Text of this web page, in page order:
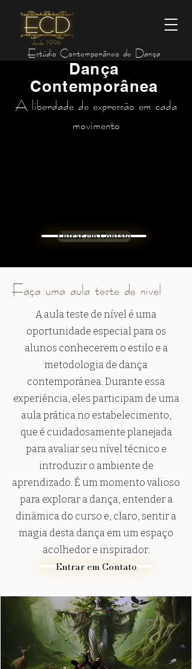
Estúdio Contemporâneo de Dança
Dança
Contemporânea
A liberdade de expressão em cada
movimento
Entrar em Contato
Faça uma aula teste de nível
A aula teste de nível é uma
oportunidade especial para os
alunos conhecerem o estilo e a
metodologia de dança
contemporânea. Durante essa
experiência, eles participam de uma
aula prática no estabelecimento,
que é cuidadosamente planejada
para avaliar seu nível técnico e
introduzir o ambiente de
aprendizado. É um momento valioso
para explorar a dança, entender a
dinâmica do curso e, claro, sentir a
magia desta dança em um espaço
acolhedor e inspirador.
Entrar em Contato